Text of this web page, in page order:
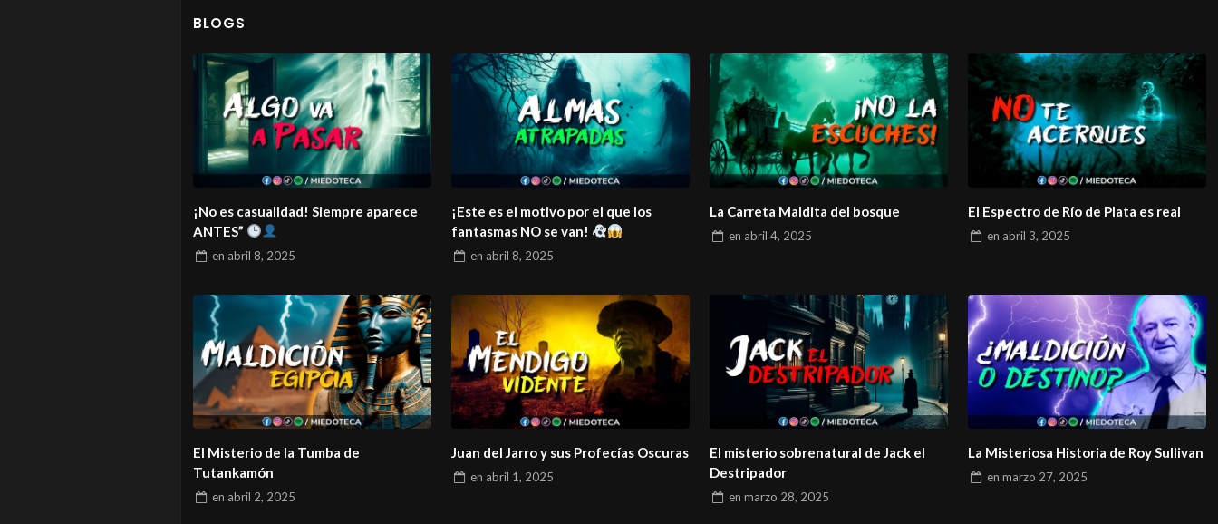
BLOGS
¡No es casualidad! Siempre aparece
ANTES”
en abril 8, 2025
¡Este es el motivo por el que los
fantasmas NO se van!
en abril 8, 2025
La Carreta Maldita del bosque
en abril 4, 2025
El Espectro de Río de Plata es real
en abril 3, 2025
El Misterio de la Tumba de
Tutankamón
en abril 2, 2025
Juan del Jarro y sus Profecías Oscuras
en abril 1, 2025
El misterio sobrenatural de Jack el
Destripador
enmarzo 28, 2025
La Misteriosa Historia de Roy Sullivan
enmarzo 27, 2025